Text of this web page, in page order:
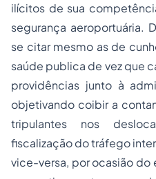
ilícitos de sua
segurança aeroportuária.
se citar mesmo as de
saúde publica de vez que
providências junto à
objetivando coibir a
tripulantes nos
fiscalização do tráfego
vice-versa, por ocasião